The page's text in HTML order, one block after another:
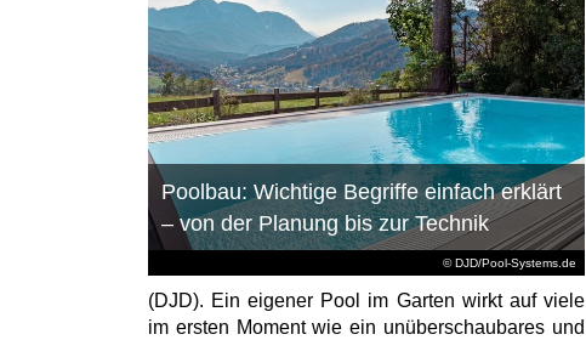
© DJD/Pool-Systems.de
Poolbau: Wichtige Begriffe einfach erklärt
– von der Planung bis zur Technik
(DJD). Ein eigener Pool im Garten wirkt auf viele
im ersten Moment wie ein unüberschaubares und